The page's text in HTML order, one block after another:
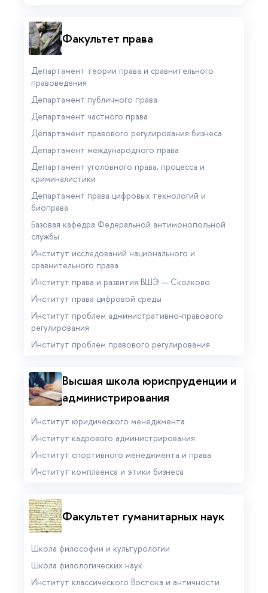
Факультет права
Департамент теории права и сравнительного
правоведения
Департамент публичного права
Департамент частного права
Департамент правового регулирования бизнеса
Департамент международного права
Департамент уголовного права, процесса и
криминалистики
Департамент права цифровых технологий и
биоправа
Базовая кафедра Федеральной антимонопольной
службы
Институт исследований национального и
сравнительного права
Институт права и развития ВШЭ — Сколково
Институт права цифровой среды
Институт проблем административно-правового
регулирования
Институт проблем правового регулирования
Высшая школа юриспруденции и
администри­рования
Институт юридического менеджмента
Институт кадрового администрирования
Институт спортивного менеджмента и права
Институт комплаенса и этики бизнеса
Факультет гуманитарных наук
Школа философии и культурологии
Школа филологических наук
Институт классического Востока и античности